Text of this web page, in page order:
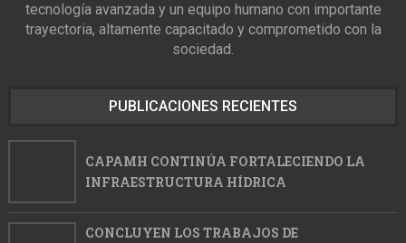
tecnología avanzada y un equipo humano con importante
trayectoria, altamente capacitado y comprometido con la
sociedad.
PUBLICACIONES RECIENTES
CAPAMH CONTINÚA FORTALECIENDO LA
INFRAESTRUCTURA HÍDRICA
CONCLUYEN LOS TRABAJOS DE